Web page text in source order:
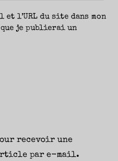
l’URL du site dans mon
je publierai un
recevoir une
par e-mail.